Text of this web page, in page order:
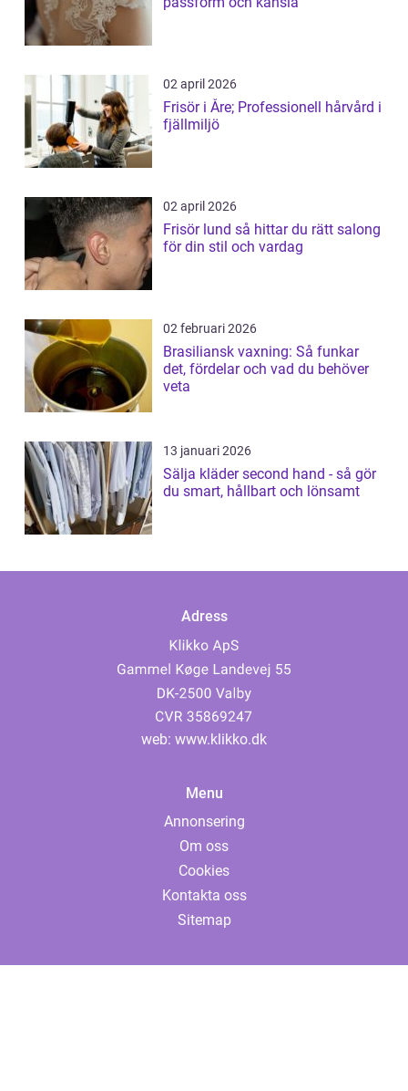
02 april 2026
Frisör i Åre; Professionell hårvård i
fjällmiljö
02 april 2026
Frisör lund så hittar du rätt salong
för din stil och vardag
02 februari 2026
Brasiliansk vaxning: Så funkar
det, fördelar och vad du behöver
veta
13 januari 2026
Sälja kläder second hand - så gör
du smart, hållbart och lönsamt
Adress
web: www.klikko.dk
Menu
Annonsering
Om oss
Cookies
Kontakta oss
Sitemap